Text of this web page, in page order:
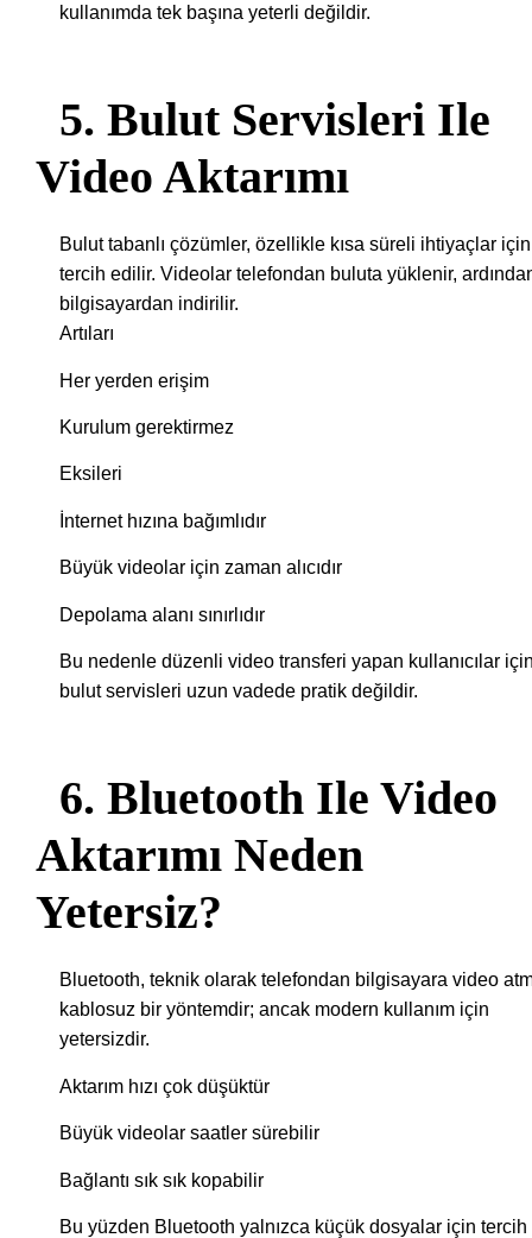
kullanımda tek başına yeterli değildir.
5. Bulut Servisleri Ile
Video Aktarımı
Bulut tabanlı çözümler, özellikle kısa süreli ihtiyaçlar için
tercih edilir. Videolar telefondan buluta yüklenir,
bilgisayardan indirilir.
Artıları
Her yerden erişim
Kurulum gerektirmez
Eksileri
İnternet hızına bağımlıdır
Büyük videolar için zaman alıcıdır
Depolama alanı sınırlıdır
Bu nedenle düzenli video transferi yapan kullanıcılar
bulut servisleri uzun vadede pratik değildir.
6. Bluetooth Ile Video
Aktarımı Neden
Yetersiz?
Bluetooth, teknik olarak telefondan bilgisayara video
kablosuz bir yöntemdir; ancak modern kullanım için
yetersizdir.
Aktarım hızı çok düşüktür
Büyük videolar saatler sürebilir
Bağlantı sık sık kopabilir
Bu yüzden Bluetooth yalnızca küçük dosyalar için tercih